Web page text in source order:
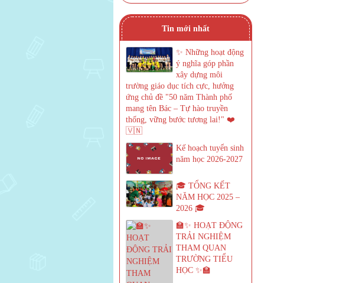
Tin mới nhất
✨ Những hoạt động
ý nghĩa góp phần
xây dựng môi
trường giáo dục tích cực, hưởng
ứng chủ đề "50 năm Thành phố
mang tên Bác – Tự hào truyền
thống, vững bước tương lai!" ❤️
🇻🇳
Kế hoạch tuyển sinh
năm học 2026-2027
🎓 TỔNG KẾT
NĂM HỌC 2025 –
2026 🎓
🏫✨ HOẠT ĐỘNG
TRẢI NGHIỆM
THAM QUAN
TRƯỜNG TIỂU
HỌC ✨🏫